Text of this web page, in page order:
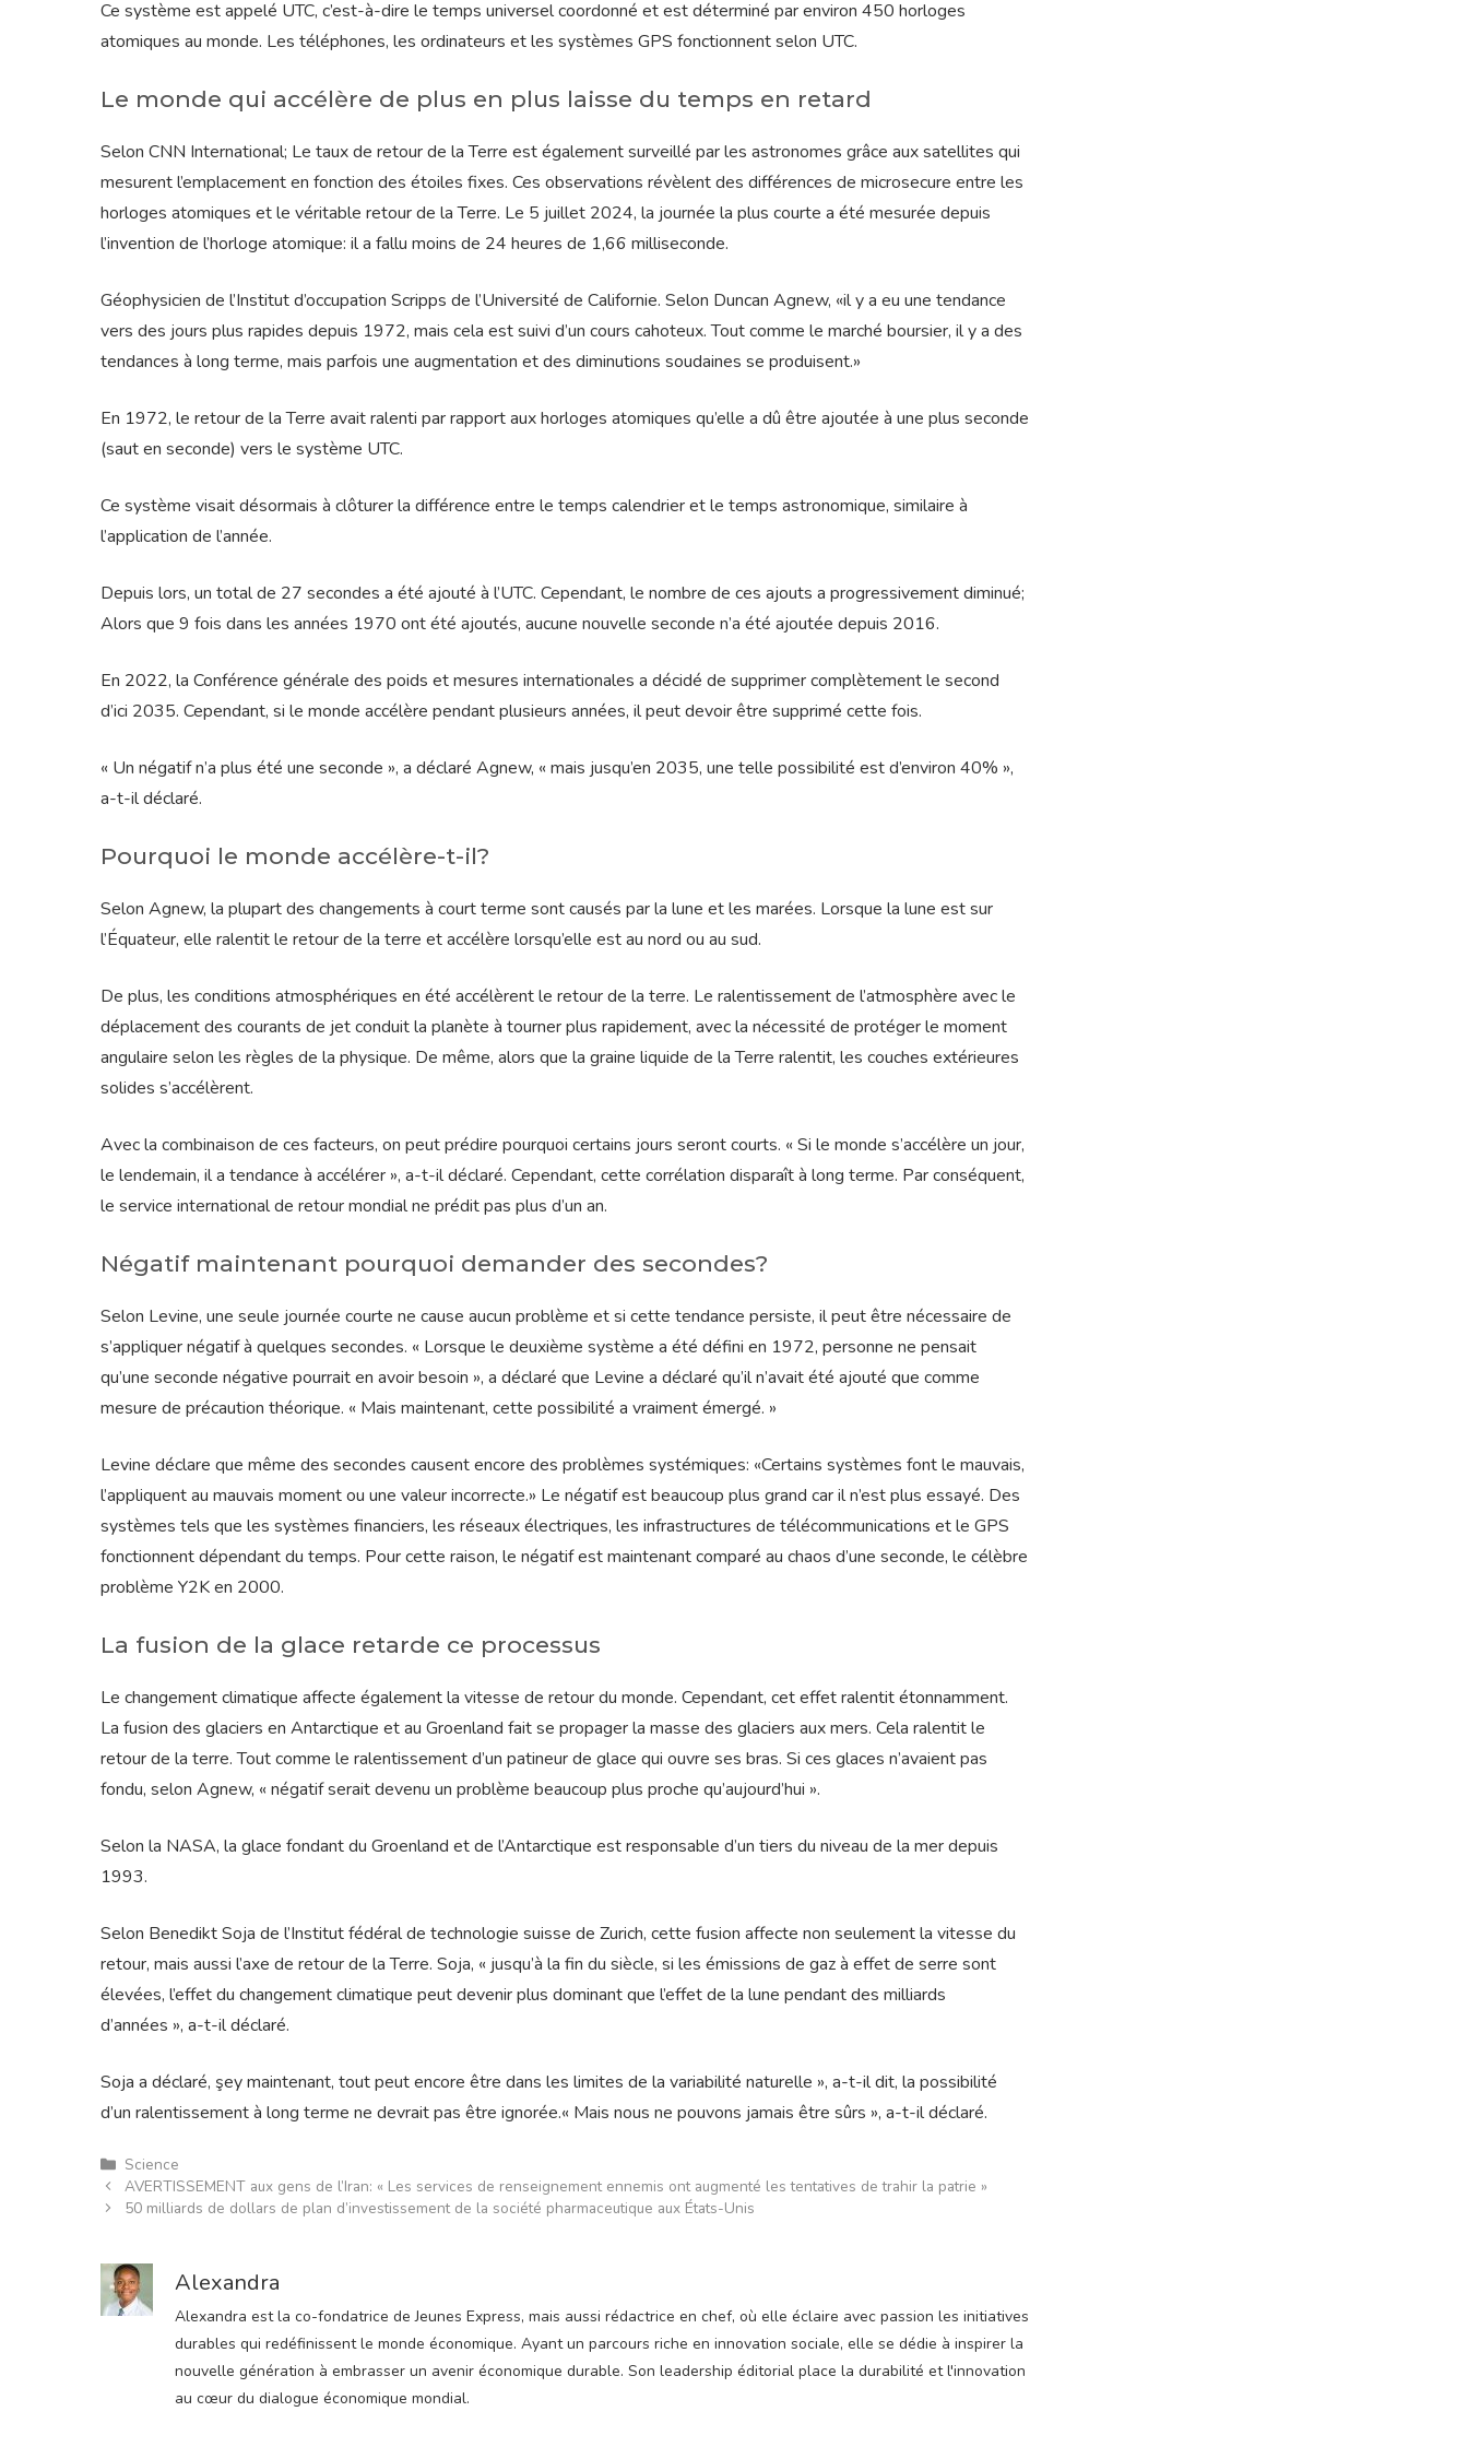
Ce système est appelé UTC, c’est-à-dire le temps universel coordonné et est déterminé par environ 450 horloges
atomiques au monde. Les téléphones, les ordinateurs et les systèmes GPS fonctionnent selon UTC.
Le monde qui accélère de plus en plus laisse du temps en retard
Selon CNN International; Le taux de retour de la Terre est également surveillé par les astronomes grâce aux satellites qui
mesurent l’emplacement en fonction des étoiles fixes. Ces observations révèlent des différences de microsecure entre les
horloges atomiques et le véritable retour de la Terre. Le 5 juillet 2024, la journée la plus courte a été mesurée depuis
l’invention de l’horloge atomique: il a fallu moins de 24 heures de 1,66 milliseconde.
Géophysicien de l’Institut d’occupation Scripps de l’Université de Californie. Selon Duncan Agnew, «il y a eu une tendance
vers des jours plus rapides depuis 1972, mais cela est suivi d’un cours cahoteux. Tout comme le marché boursier, il y a des
tendances à long terme, mais parfois une augmentation et des diminutions soudaines se produisent.»
En 1972, le retour de la Terre avait ralenti par rapport aux horloges atomiques qu’elle a dû être ajoutée à une plus seconde
(saut en seconde) vers le système UTC.
Ce système visait désormais à clôturer la différence entre le temps calendrier et le temps astronomique, similaire à
l’application de l’année.
Depuis lors, un total de 27 secondes a été ajouté à l’UTC. Cependant, le nombre de ces ajouts a progressivement diminué;
Alors que 9 fois dans les années 1970 ont été ajoutés, aucune nouvelle seconde n’a été ajoutée depuis 2016.
En 2022, la Conférence générale des poids et mesures internationales a décidé de supprimer complètement le second
d’ici 2035. Cependant, si le monde accélère pendant plusieurs années, il peut devoir être supprimé cette fois.
« Un négatif n’a plus été une seconde », a déclaré Agnew, « mais jusqu’en 2035, une telle possibilité est d’environ 40% »,
a-t-il déclaré.
Pourquoi le monde accélère-t-il?
Selon Agnew, la plupart des changements à court terme sont causés par la lune et les marées. Lorsque la lune est sur
l’Équateur, elle ralentit le retour de la terre et accélère lorsqu’elle est au nord ou au sud.
De plus, les conditions atmosphériques en été accélèrent le retour de la terre. Le ralentissement de l’atmosphère avec le
déplacement des courants de jet conduit la planète à tourner plus rapidement, avec la nécessité de protéger le moment
angulaire selon les règles de la physique. De même, alors que la graine liquide de la Terre ralentit, les couches extérieures
solides s’accélèrent.
Avec la combinaison de ces facteurs, on peut prédire pourquoi certains jours seront courts. « Si le monde s’accélère un jour,
le lendemain, il a tendance à accélérer », a-t-il déclaré. Cependant, cette corrélation disparaît à long terme. Par conséquent,
le service international de retour mondial ne prédit pas plus d’un an.
Négatif maintenant pourquoi demander des secondes?
Selon Levine, une seule journée courte ne cause aucun problème et si cette tendance persiste, il peut être nécessaire de
s’appliquer négatif à quelques secondes. « Lorsque le deuxième système a été défini en 1972, personne ne pensait
qu’une seconde négative pourrait en avoir besoin », a déclaré que Levine a déclaré qu’il n’avait été ajouté que comme
mesure de précaution théorique. « Mais maintenant, cette possibilité a vraiment émergé. »
Levine déclare que même des secondes causent encore des problèmes systémiques: «Certains systèmes font le mauvais,
l’appliquent au mauvais moment ou une valeur incorrecte.» Le négatif est beaucoup plus grand car il n’est plus essayé. Des
systèmes tels que les systèmes financiers, les réseaux électriques, les infrastructures de télécommunications et le GPS
fonctionnent dépendant du temps. Pour cette raison, le négatif est maintenant comparé au chaos d’une seconde, le célèbre
problème Y2K en 2000.
La fusion de la glace retarde ce processus
Le changement climatique affecte également la vitesse de retour du monde. Cependant, cet effet ralentit étonnamment.
La fusion des glaciers en Antarctique et au Groenland fait se propager la masse des glaciers aux mers. Cela ralentit le
retour de la terre. Tout comme le ralentissement d’un patineur de glace qui ouvre ses bras. Si ces glaces n’avaient pas
fondu, selon Agnew, « négatif serait devenu un problème beaucoup plus proche qu’aujourd’hui ».
Selon la NASA, la glace fondant du Groenland et de l’Antarctique est responsable d’un tiers du niveau de la mer depuis
1993.
Selon Benedikt Soja de l’Institut fédéral de technologie suisse de Zurich, cette fusion affecte non seulement la vitesse du
retour, mais aussi l’axe de retour de la Terre. Soja, « jusqu’à la fin du siècle, si les émissions de gaz à effet de serre sont
élevées, l’effet du changement climatique peut devenir plus dominant que l’effet de la lune pendant des milliards
d’années », a-t-il déclaré.
Soja a déclaré, şey maintenant, tout peut encore être dans les limites de la variabilité naturelle », a-t-il dit, la possibilité
d’un ralentissement à long terme ne devrait pas être ignorée.« Mais nous ne pouvons jamais être sûrs », a-t-il déclaré.
Catégories
Science
AVERTISSEMENT aux gens de l’Iran: « Les services de renseignement ennemis ont augmenté les tentatives de trahir la patrie »
50 milliards de dollars de plan d’investissement de la société pharmaceutique aux États-Unis
Alexandra
Alexandra est la co-fondatrice de Jeunes Express, mais aussi rédactrice en chef, où elle éclaire avec passion les initiatives
durables qui redéfinissent le monde économique. Ayant un parcours riche en innovation sociale, elle se dédie à inspirer la
nouvelle génération à embrasser un avenir économique durable. Son leadership éditorial place la durabilité et l'innovation
au cœur du dialogue économique mondial.